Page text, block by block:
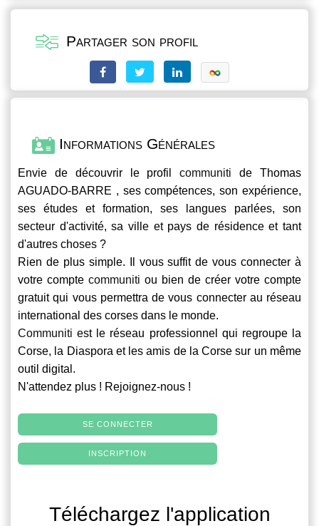
Partager son profil
Informations Générales
Envie de découvrir le profilcommuniti de Thomas
AGUADO-BARRE , ses compétences, son expérience,
ses études et formation, ses langues parlées, son
secteur d'activité, sa ville et pays de résidence et tant
d'autres choses ?
Rien de plus simple. Il vous suffit de vous connecter à
votre compte communiti ou bien de créer votre compte
gratuit qui vous permettra de vous connecter au réseau
international des corses dans le monde.
Communiti est le réseau professionnel qui regroupe la
Corse, la Diaspora et les amis de la Corse sur un même
outil digital.
N'attendez plus ! Rejoignez-nous !
SE CONNECTER
INSCRIPTION
Téléchargez l'application